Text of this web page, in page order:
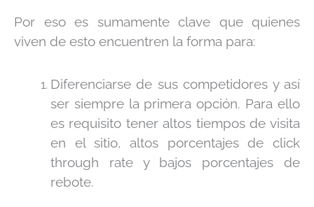
Por eso es sumamente clave que quienes
viven de esto encuentren la forma para:
Diferenciarse de sus competidores y así
ser siempre la primera opción. Para ello
es requisito tener altos tiempos de visita
en el sitio, altos porcentajes de click
through rate y bajos porcentajes de
rebote.